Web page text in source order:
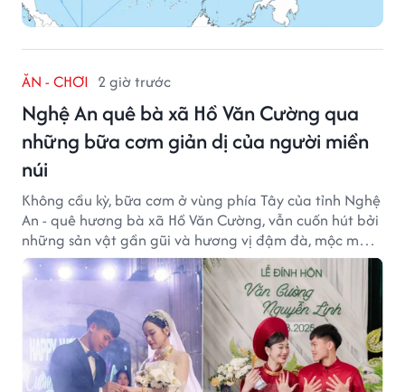
ĂN - CHƠI 2 giờ trước
Nghệ An quê bà xã Hồ Văn Cường qua
những bữa cơm giản dị của người miền
núi
Không cầu kỳ, bữa cơm ở vùng phía Tây của tỉnh Nghệ
An - quê hương bà xã Hồ Văn Cường, vẫn cuốn hút bởi
những sản vật gần gũi và hương vị đậm đà, mộc mạc
của núi rừng.